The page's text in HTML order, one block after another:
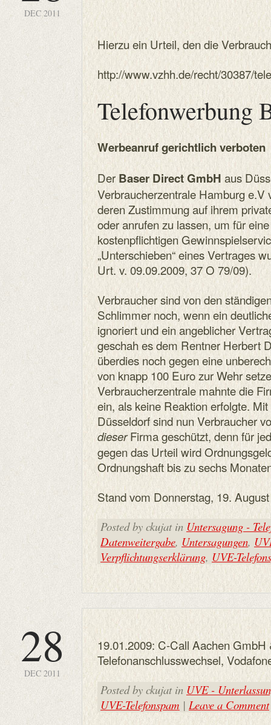
DEC 2011
Hierzu ein Urteil, den die
http://www.vzhh.de/recht/30387/
Telefonwerbung
Werbeanruf gerichtlich verboten
Der Baser Direct GmbH aus
Verbraucherzentrale Hamburg e.V
deren Zustimmung auf ihrem
oder anrufen zu lassen, um für
kostenpflichtigen
„Unterschieben“ eines Vertrages
Urt. v. 09.09.2009, 37 O 79/09).
Verbraucher sind von den
Schlimmer noch, wenn ein
ignoriert und ein angeblicher
geschah es dem Rentner Herbert
überdies noch gegen eine
von knapp 100 Euro zur Wehr
Verbraucherzentrale mahnte die
ein, als keine Reaktion erfolgte.
Düsseldorf sind nun Verbraucher
dieserFirma geschützt, denn für
gegen das Urteil wird
Ordnungshaft bis zu sechs
Stand vom Donnerstag, 19.
Posted by ckujat in Untersagung -
Datenweitergabe, Untersagungen,
Verpflichtungserklärung, UVE-
28
DEC 2011
19.01.2009: C-Call Aachen
Telefonanschlusswechsel,
Posted by ckujat in UVE -
UVE-Telefonspam | Leave a Comment